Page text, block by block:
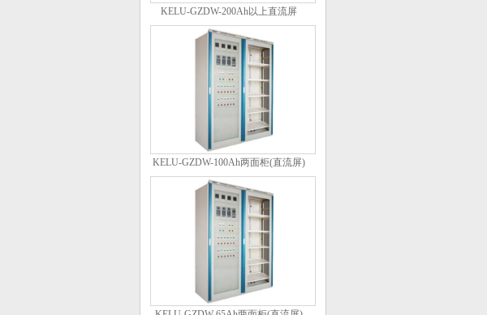
KELU-GZDW-200Ah以上直流屏
KELU-GZDW-100Ah两面柜(直流屏)